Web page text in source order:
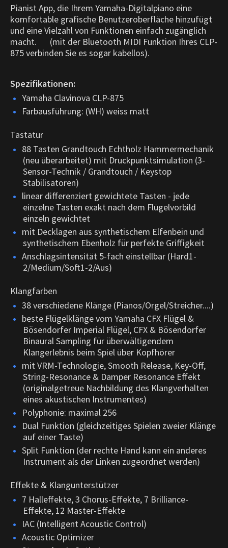
Pianist App, die Ihrem Yamaha-Digitalpiano eine
komfortable grafische Benutzeroberfläche hinzufügt
und eine Vielzahl von Funktionen einfach zugänglich
macht. (mit der Bluetooth MIDI Funktion Ihres CLP-
875 verbinden Sie es sogar kabellos).
Spezifikationen:
Yamaha Clavinova CLP-875
Farbausführung: (WH) weiss matt
Tastatur
88 Tasten Grandtouch Echtholz Hammermechanik
(neu überarbeitet) mit Druckpunktsimulation (3-
Sensor-Technik / Grandtouch / Keystop
Stabilisatoren)
linear differenziert gewichtete Tasten - jede
einzelne Tasten exakt nach dem Flügelvorbild
einzeln gewichtet
mit Decklagen aus synthetischem Elfenbein und
synthetischem Ebenholz für perfekte Griffigkeit
Anschlagsintensität 5-fach einstellbar (Hard1-
2/Medium/Soft1-2/Aus)
Klangfarben
38 verschiedene Klänge (Pianos/Orgel/Streicher....)
beste Flügelklänge vom Yamaha CFX Flügel &
Bösendorfer Imperial Flügel, CFX & Bösendorfer
Binaural Sampling für überwältigendem
Klangerlebnis beim Spiel über Kopfhörer
mit VRM-Technologie, Smooth Release, Key-Off,
String-Resonance & Damper Resonance Effekt
(originalgetreue Nachbildung des Klangverhalten
eines akustischen Instrumentes)
Polyphonie: maximal 256
Dual Funktion (gleichzeitiges Spielen zweier Klänge
auf einer Taste)
Split Funktion (der rechte Hand kann ein anderes
Instrument als der Linken zugeordnet werden)
Effekte & Klangunterstützer
7 Halleffekte, 3 Chorus-Effekte, 7 Brilliance-
Effekte, 12 Master-Effekte
IAC (Intelligent Acoustic Control)
Acoustic Optimizer